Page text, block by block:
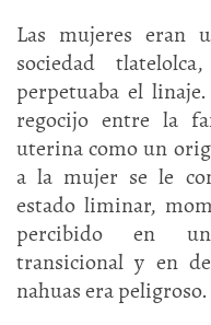
Las mujeres eran
sociedad
perpetuaba el
regocijo entre la
uterina como un
a la mujer se le
estado liminar,
percibido en un
transicional y en
nahuas era peligroso.